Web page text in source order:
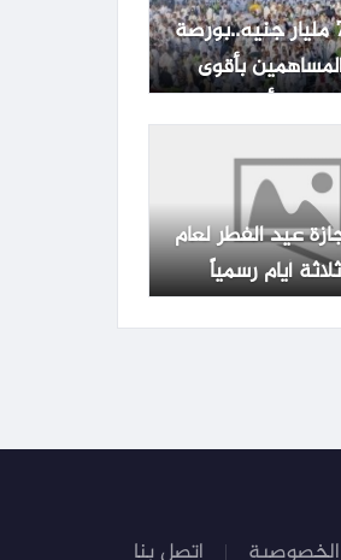
عيدية بـ 74 مليار جنيه..بورصة
بأقوى
قبل الأضحى
عيد الفطر لعام